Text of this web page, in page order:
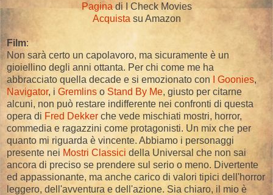
Paginadi I Check Movies
Acquista su Amazon
Film:
Non sarà certo un capolavoro, ma sicuramente è un
gioiellino degli anni ottanta. Per chi come me ha
abbracciato quella decade e si emozionato con
I Goonies,
Navigator, i Gremlins o Stand By Me, giusto per citarne
alcuni, non può restare indifferente nei confronti di questa
opera di Fred Dekker che vede mischiati mostri, horror,
commedia e ragazzini come protagonisti. Un mix che per
quanto mi riguarda è vincente. Abbiamo i personaggi
presente nei Mostri Classici della Universal che non sai
ancora di preciso se prendere sul serio o meno. Divertente
ed appassionante, ma anche carico di valori tipici dell'horror
leggero, dell'avventura e dell'azione. Sia chiaro, il mio è